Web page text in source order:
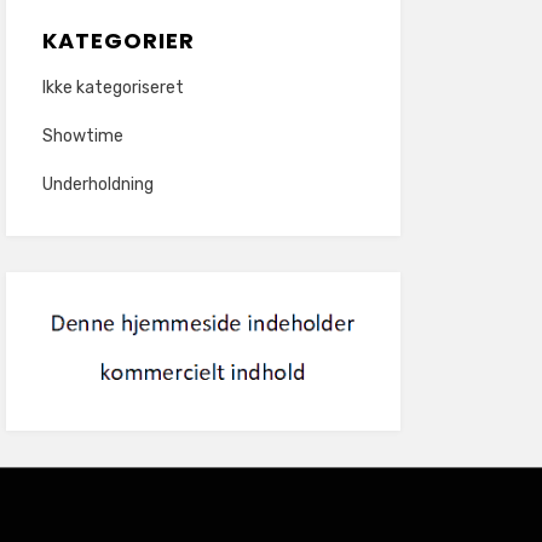
KATEGORIER
Ikke kategoriseret
Showtime
Underholdning